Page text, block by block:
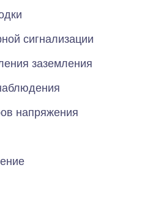
сигнализации
заземления
напряжения